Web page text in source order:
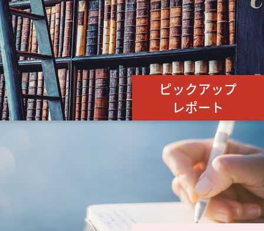
ピックアップ
レポート